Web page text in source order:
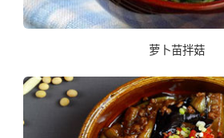
萝卜苗拌菇